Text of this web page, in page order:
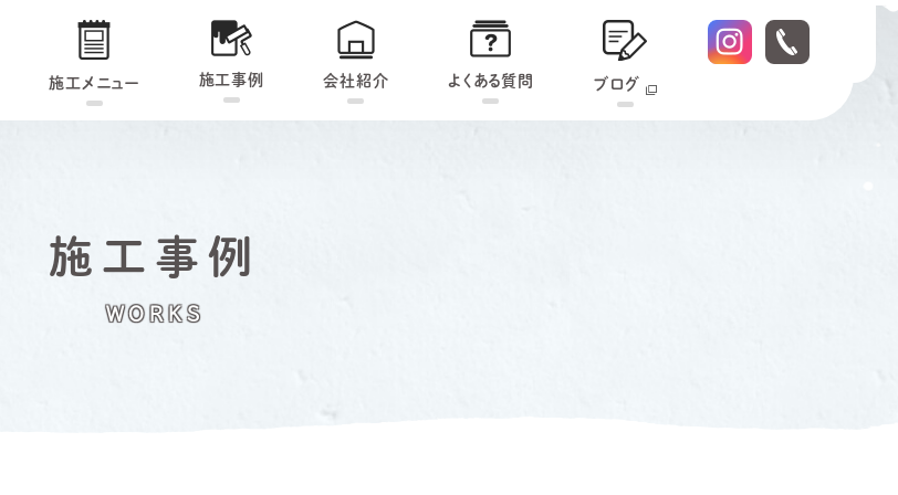
施工メニュー 施工事例 会社紹介 よくある質問 ブログ
施工事例
WORKS